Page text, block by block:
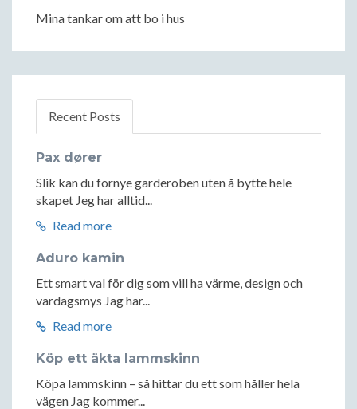
Mina tankar om att bo i hus
Recent Posts
Pax dører
Slik kan du fornye garderoben uten å bytte hele
skapet Jeg har alltid...
Read more
Aduro kamin
Ett smart val för dig som vill ha värme, design och
vardagsmys Jag har...
Read more
Köp ett äkta lammskinn
Köpa lammskinn – så hittar du ett som håller hela
vägen Jag kommer...